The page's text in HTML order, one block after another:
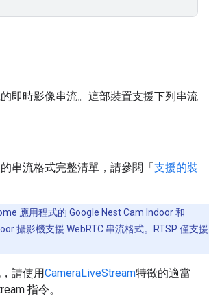
即時影像串流。這部裝置支援下列串流
串流格式完整清單，請參閱「支援的裝
應用程式的 Google Nest Cam Indoor 和
攝影機支援 WebRTC 串流格式。RTSP 僅支援
請使用CameraLiveStream特徵的適當
指令。